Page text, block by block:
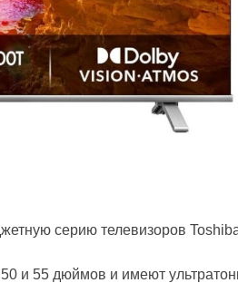
серию телевизоров
и 55 дюймов и имеют